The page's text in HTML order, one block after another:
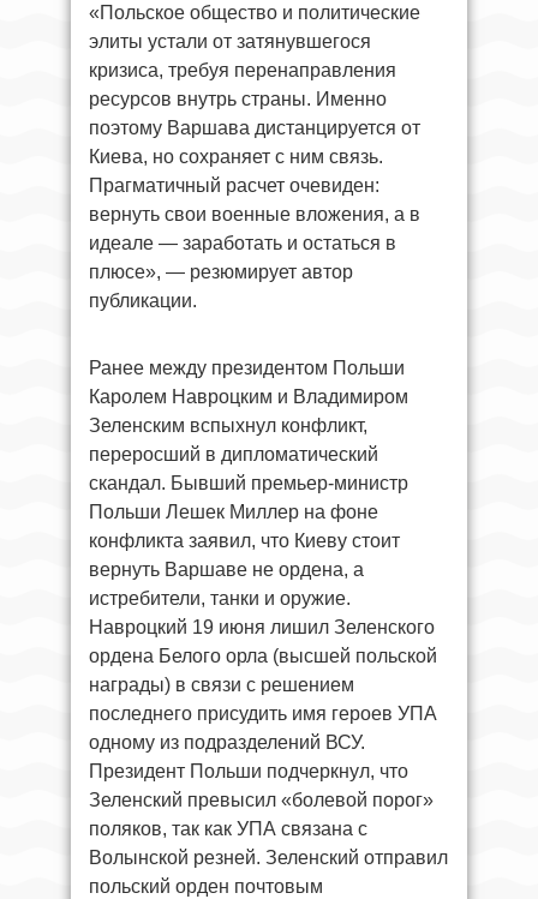
«Польское общество и политические
элиты устали от затянувшегося
кризиса, требуя перенаправления
ресурсов внутрь страны. Именно
поэтому Варшава дистанцируется от
Киева, но сохраняет с ним связь.
Прагматичный расчет очевиден:
вернуть свои военные вложения, а в
идеале — заработать и остаться в
плюсе», — резюмирует автор
публикации.
Ранее между президентом Польши
Каролем Навроцким и Владимиром
Зеленским вспыхнул конфликт,
переросший в дипломатический
скандал. Бывший премьер-министр
Польши Лешек Миллер на фоне
конфликта заявил, что Киеву стоит
вернуть Варшаве не ордена, а
истребители, танки и оружие.
Навроцкий 19 июня лишил Зеленского
ордена Белого орла (высшей польской
награды) в связи с решением
последнего присудить имя героев УПА
одному из подразделений ВСУ.
Президент Польши подчеркнул, что
Зеленский превысил «болевой порог»
поляков, так как УПА связана с
Волынской резней. Зеленский отправил
польский орден почтовым